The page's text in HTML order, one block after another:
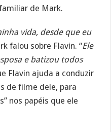
de Mark.
vida, desde que eu
falou sobre Flavin. “Ele
e batizou todos
Flavin ajuda a conduzir
de filme dele, para
nos papéis que ele